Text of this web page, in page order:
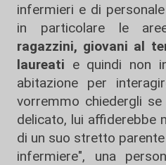
infermieri e di
in particolare le
ragazzini, giovani al
laureati e quindi non
abitazione per
vorremmo chiedergli
delicato, lui affiderebbe
di un suo stretto
infermiere", una